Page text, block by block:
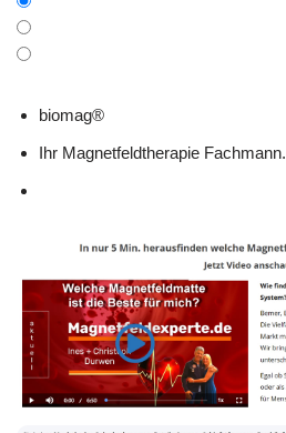
biomag®
Ihr Magnetfeldtherapie Fachmann.